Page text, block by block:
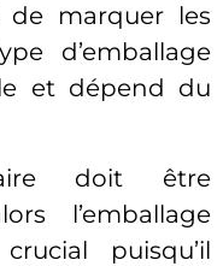
de marquer les
d’emballage
et dépend du
doit être
l’emballage
puisqu’il